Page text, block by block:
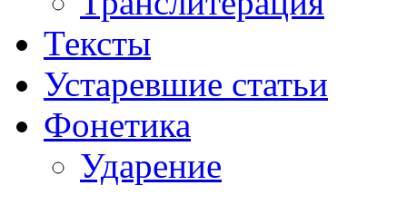
Тексты
Устаревшие статьи
Фонетика
Ударение